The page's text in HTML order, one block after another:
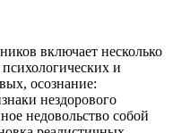
включает несколько
и
осознание:
нездорового
недовольство собой